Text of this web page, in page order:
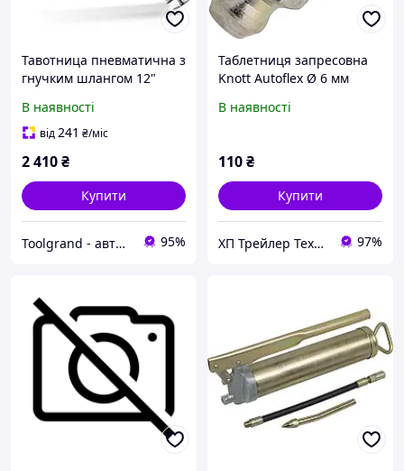
Тавотница пневматична з
гнучким шлангом 12"
В наявності
від241 ₴/міс
2 410₴
Купити
Toolgrand - автосервісне обладнання та інструмент 95%
Таблетниця запресовна
Knott Autoflex Ø 6 мм
В наявності
110₴
Купити
ХП Трейлер Технік 97%